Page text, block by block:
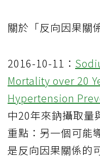
關於「反向因果關
2016-10-11：
Mortality over 20
Hypertension
中20年來鈉攝取量
重點：另一個可能
是反向因果關係的